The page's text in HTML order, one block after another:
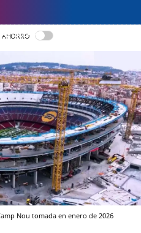
Nou tomada en enero de 2026